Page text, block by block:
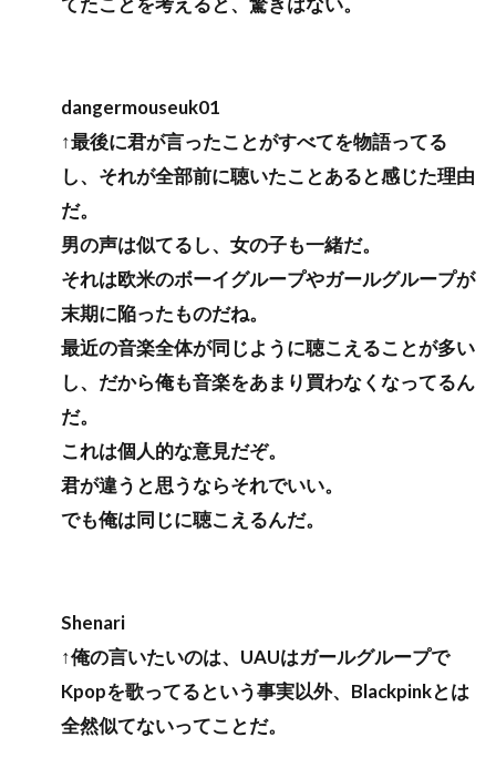
dangermouseuk01
↑最後に君が言ったことがすべてを物語ってる
し、それが全部前に聴いたことあると感じた理由
だ。
男の声は似てるし、女の子も一緒だ。
それは欧米のボーイグループやガールグループが
末期に陥ったものだね。
最近の音楽全体が同じように聴こえることが多い
し、だから俺も音楽をあまり買わなくなってるん
だ。
これは個人的な意見だぞ。
君が違うと思うならそれでいい。
でも俺は同じに聴こえるんだ。
Shenari
↑俺の言いたいのは、UAUはガールグループで
Kpopを歌ってるという事実以外、Blackpinkとは
全然似てないってことだ。